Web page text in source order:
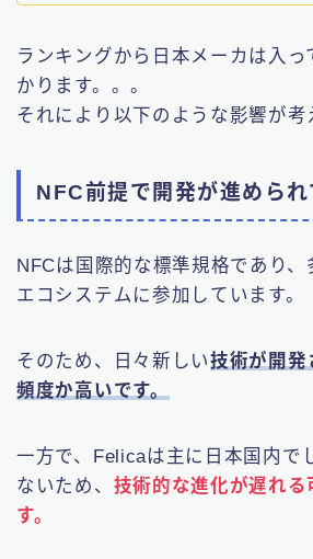
ランキングから日本メーカは入っ
かります。。。
それにより以下のような影響が考
NFC前提で開発が進められ
NFCは国際的な標準規格であり、
エコシステムに参加しています。
そのため、日々新しい技術が開発
頻度か高いです。
一方で、Felicaは主に日本国内で
ないため、 技術的な進化が遅れる
す。